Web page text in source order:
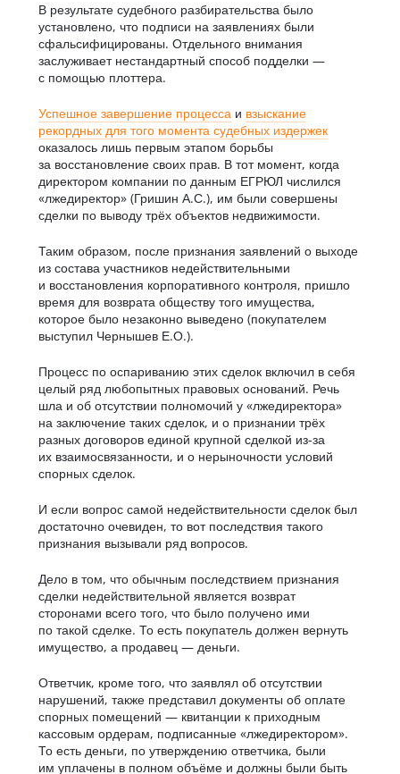
В результате судебного разбирательства было
установлено, что подписи на заявлениях были
сфальсифицированы. Отдельного внимания
заслуживает нестандартный способ подделки —
с помощью плоттера.
Успешное завершение процесса и взыскание
рекордных для того момента судебных издержек
оказалось лишь первым этапом борьбы
за восстановление своих прав. В тот момент, когда
директором компании по данным ЕГРЮЛ числился
«лжедиректор» (Гришин А.С.), им были совершены
сделки по выводу трёх объектов недвижимости.
Таким образом, после признания заявлений о выходе
из состава участников недействительными
и восстановления корпоративного контроля, пришло
время для возврата обществу того имущества,
которое было незаконно выведено (покупателем
выступил Чернышев Е.О.).
Процесс по оспариванию этих сделок включил в себя
целый ряд любопытных правовых оснований. Речь
шла и об отсутствии полномочий у «лжедиректора»
на заключение таких сделок, и о признании трёх
разных договоров единой крупной сделкой из-за
их взаимосвязанности, и о нерыночности условий
спорных сделок.
И если вопрос самой недействительности сделок был
достаточно очевиден, то вот последствия такого
признания вызывали ряд вопросов.
Дело в том, что обычным последствием признания
сделки недействительной является возврат
сторонами всего того, что было получено ими
по такой сделке. То есть покупатель должен вернуть
имущество, а продавец — деньги.
Ответчик, кроме того, что заявлял об отсутствии
нарушений, также представил документы об оплате
спорных помещений — квитанции к приходным
кассовым ордерам, подписанные «лжедиректором».
То есть деньги, по утверждению ответчика, были
им уплачены в полном объёме и должны были быть